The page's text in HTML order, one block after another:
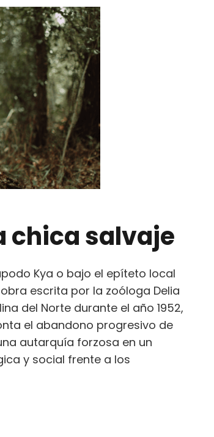
chica salvaje
Kya o bajo el epíteto local
escrita por la zoóloga Delia
del Norte durante el año 1952,
el abandono progresivo de
autarquía forzosa en un
y social frente a los